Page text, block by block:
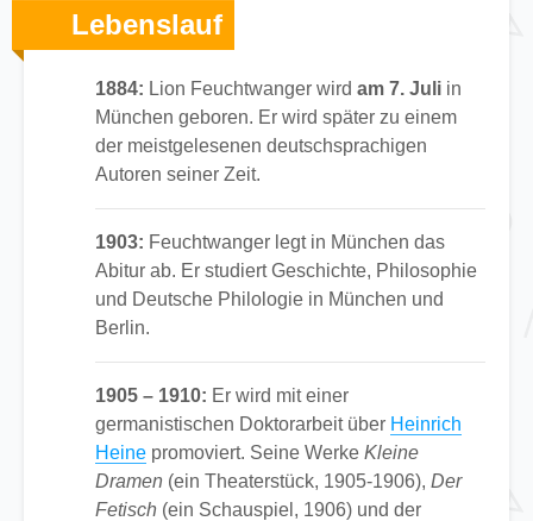
Lebenslauf
1884: Lion Feuchtwanger wird am 7. Juli in
München geboren. Er wird später zu einem
der meistgelesenen deutschsprachigen
Autoren seiner Zeit.
1903: Feuchtwanger legt in München das
Abitur ab. Er studiert Geschichte, Philosophie
und Deutsche Philologie in München und
Berlin.
1905 – 1910: Er wird mit einer
germanistischen Doktorarbeit über Heinrich
Heine promoviert. Seine Werke Kleine
Dramen (ein Theaterstück, 1905-1906), Der
Fetisch (ein Schauspiel, 1906) und der